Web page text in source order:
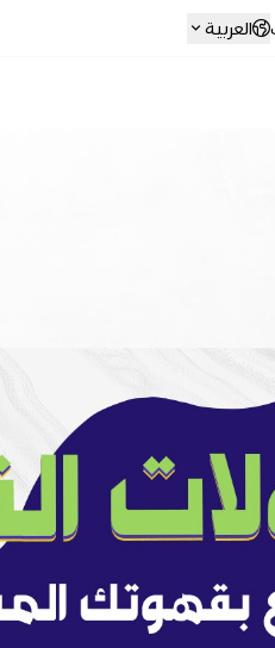
العربية